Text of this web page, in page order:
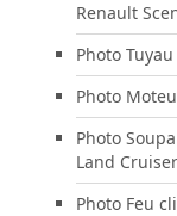
Renault
Photo
Photo
Photo
Land Cruiser
Photo Feu